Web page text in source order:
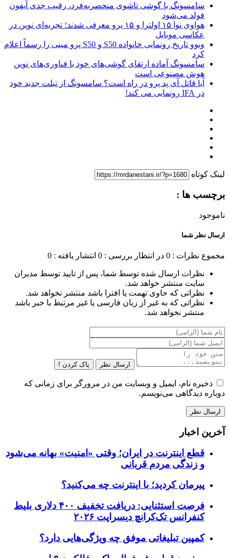
سامسونگ با گوشی تاشوی منحصربه‌فرد، رقیب جدی آیفون
فولد می‌شود
هواوی نوا ۱۵ اولترا و ۱۵ پرو معرفی شدند؛ تجربه‌ای نوین در
عکاسی موبایل
ویوو تاریخ رونمایی خانواده S50 و S50 پرو مینی را رسماً اعلام
کرد
سامسونگ آماده ارتقای گوشی‌های خود با فناوری‌های نوین
هوش مصنوعی است
آیا قاتل آی پد پرو در راه است؟ سامسونگ از تبلت جدید خود
در IFA رونمایی می کند!
لینک کوتاه
برچسب ها :
ناموجود
ارسال نظر شما
مجموع نظرات : 0 در انتظار بررسی : 0 انتشار یافته : 0
نظرات ارسال شده توسط شما، پس از تایید توسط مدیران
سایت منتشر خواهد شد.
نظراتی که حاوی تهمت یا افترا باشد منتشر نخواهد شد.
نظراتی که به غیر از زبان فارسی یا غیر مرتبط با خبر باشد
منتشر نخواهد شد.
ارسال نظر پاک کردن !
ذخیره نام، ایمیل و وبسایت من در مرورگر برای زمانی که
دوباره دیدگاهی می‌نویسم.
آخرین اخبار
قطع اینترنت در ایران؛ وقتی «امنیت» بهانه می‌شود
و زندگی مردم قربانی
پیرمان کردید؛ با اینترنت چه می‌کنید؟
فرصت استثنایی: دریافت تخفیف ۴۰۰ دلاری بلیط
کنفرانس تک‌کرانچ دیسراپت ۲۰۲۶
کمپین تبلیغاتی موفق چه ویژگی‌هایی دارد؟